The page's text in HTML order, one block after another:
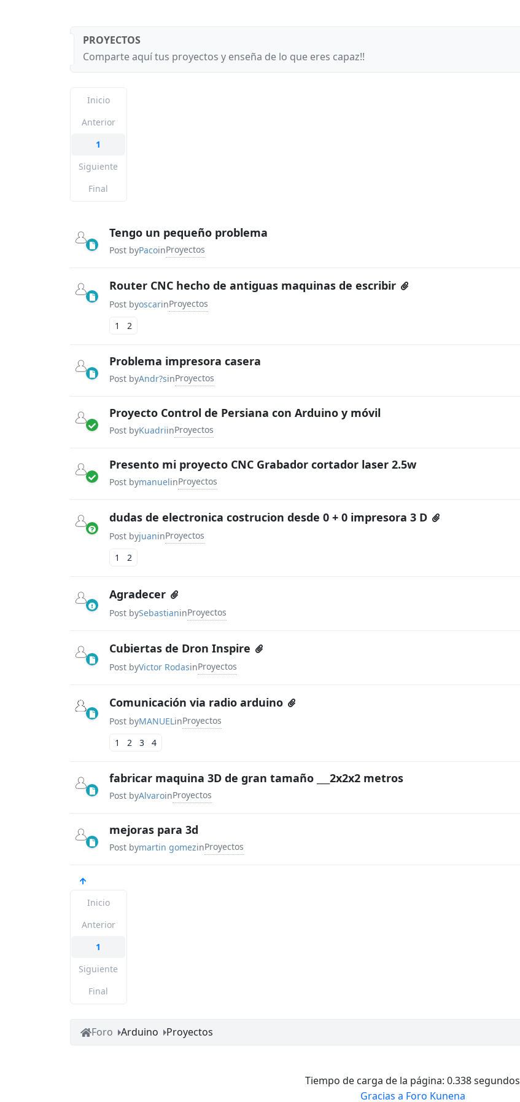
PROYECTOS
Comparte aquí tus proyectos y enseña de lo que eres capaz!!
Inicio
Anterior
1
Siguiente
Final
Tengo un pequeño problema
Post byPacoinProyectos
Router CNC hecho de antiguas maquinas de escribir
Post byoscarinProyectos
1
2
Problema impresora casera
Post byAndr?sinProyectos
Proyecto Control de Persiana con Arduino y móvil
Post byKuadriinProyectos
Presento mi proyecto CNC Grabador cortador laser 2.5w
Post bymanuelinProyectos
dudas de electronica costrucion desde 0 + 0 impresora 3 D
Post byjuaninProyectos
1
2
Agradecer
Post bySebastianinProyectos
Cubiertas de Dron Inspire
Post byVictor RodasinProyectos
Comunicación via radio arduino
Post byMANUELinProyectos
1
2 3 4
fabricar maquina 3D de gran tamaño ___2x2x2 metros
Post byAlvaroinProyectos
mejoras para 3d
Post bymartin gomezinProyectos
Inicio
Anterior
1
Siguiente
Final
Foro Arduino Proyectos
Tiempo de carga de la página: 0.338 segundos
Gracias a Foro Kunena